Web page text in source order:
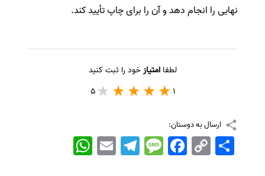
نهایی را انجام دهد و آن را برای چاپ تأیید کند.
لطفاامتیازخود را ثبت کنید
1
5
ارسال به دوستان:
WhatsApp EmailTelegramMessageFacebook Copy
Link
اشتراک